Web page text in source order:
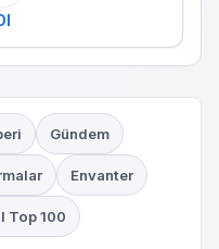
Gündem
Envanter
Top 100